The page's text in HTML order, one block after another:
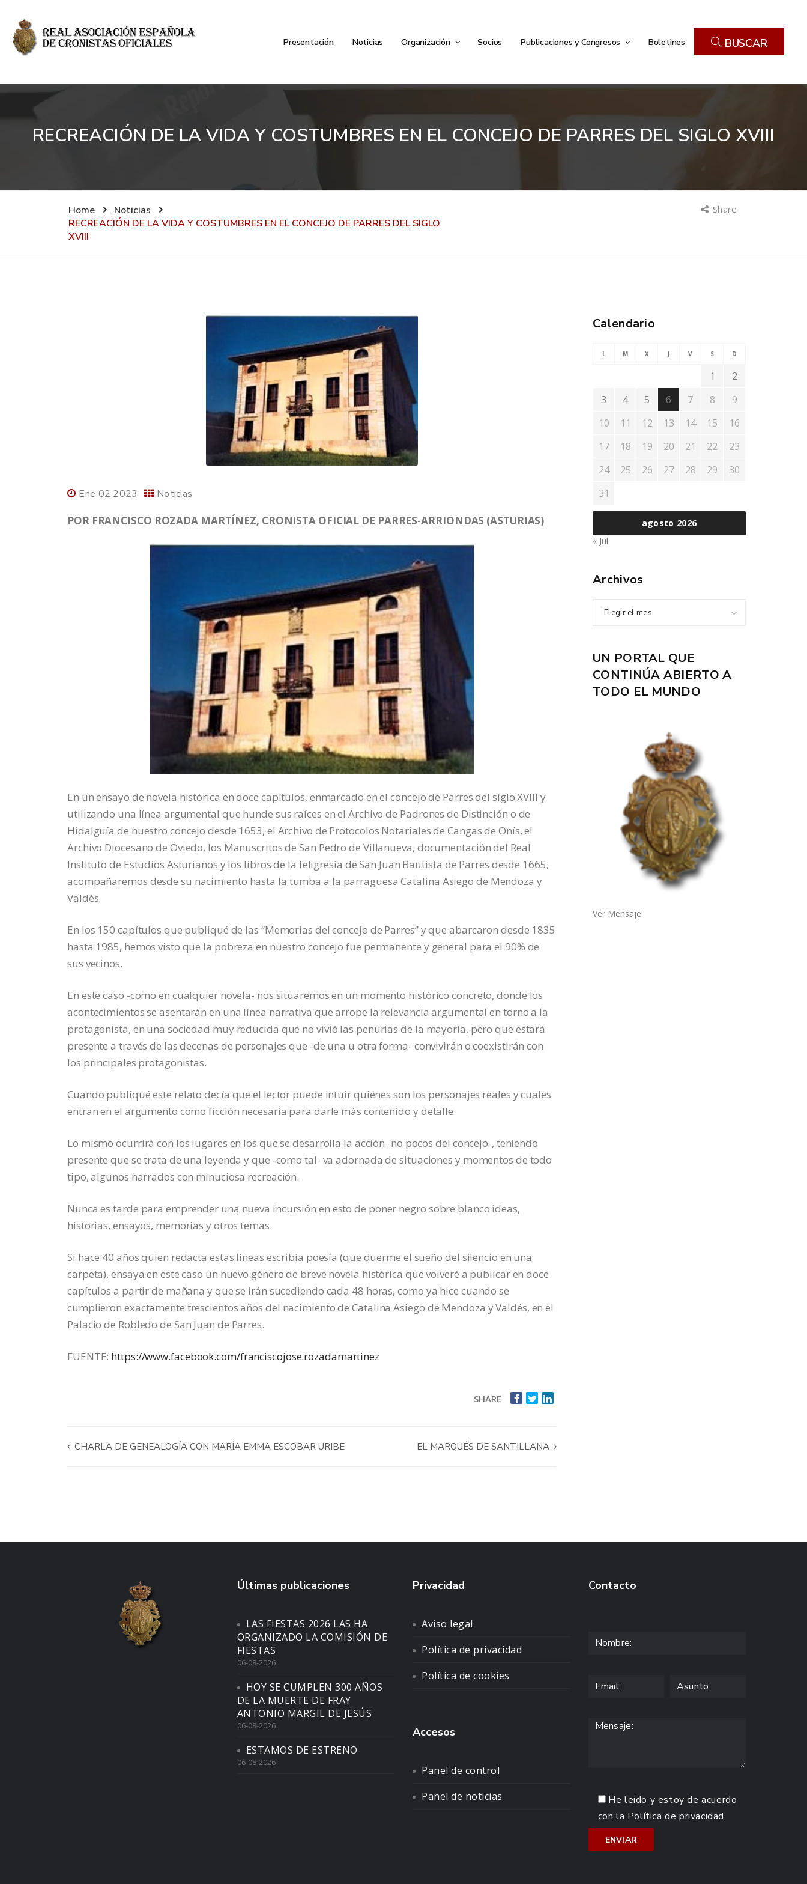
Presentación Noticias Organización Socios Publicaciones y Congresos Boletines BUSCAR
RECREACIÓN DE LA VIDA Y COSTUMBRES EN EL CONCEJO DE PARRES DEL SIGLO XVIII
Home
Noticias
RECREACIÓN DE LA VIDA Y COSTUMBRES EN EL CONCEJO DE PARRES DEL SIGLO
XVIII
Share
Ene 02 2023 Noticias
POR FRANCISCO ROZADA MARTÍNEZ, CRONISTA OFICIAL DE PARRES-ARRIONDAS (ASTURIAS)
En un ensayo de novela histórica en doce capítulos, enmarcado en el concejo de Parres del siglo XVIII y
utilizando una línea argumental que hunde sus raíces en el Archivo de Padrones de Distinción o de
Hidalguía de nuestro concejo desde 1653, el Archivo de Protocolos Notariales de Cangas de Onís, el
Archivo Diocesano de Oviedo, los Manuscritos de San Pedro de Villanueva, documentación del Real
Instituto de Estudios Asturianos y los libros de la feligresía de San Juan Bautista de Parres desde 1665,
acompañaremos desde su nacimiento hasta la tumba a la parraguesa Catalina Asiego de Mendoza y
Valdés.
En los 150 capítulos que publiqué de las “Memorias del concejo de Parres” y que abarcaron desde 1835
hasta 1985, hemos visto que la pobreza en nuestro concejo fue permanente y general para el 90% de
sus vecinos.
En este caso -como en cualquier novela- nos situaremos en un momento histórico concreto, donde los
acontecimientos se asentarán en una línea narrativa que arrope la relevancia argumental en torno a la
protagonista, en una sociedad muy reducida que no vivió las penurias de la mayoría, pero que estará
presente a través de las decenas de personajes que -de una u otra forma- convivirán o coexistirán con
los principales protagonistas.
Cuando publiqué este relato decía que el lector puede intuir quiénes son los personajes reales y cuales
entran en el argumento como ficción necesaria para darle más contenido y detalle.
Lo mismo ocurrirá con los lugares en los que se desarrolla la acción -no pocos del concejo-, teniendo
presente que se trata de una leyenda y que -como tal- va adornada de situaciones y momentos de todo
tipo, algunos narrados con minuciosa recreación.
Nunca es tarde para emprender una nueva incursión en esto de poner negro sobre blanco ideas,
historias, ensayos, memorias y otros temas.
Si hace 40 años quien redacta estas líneas escribía poesía (que duerme el sueño del silencio en una
carpeta), ensaya en este caso un nuevo género de breve novela histórica que volveré a publicar en doce
capítulos a partir de mañana y que se irán sucediendo cada 48 horas, como ya hice cuando se
cumplieron exactamente trescientos años del nacimiento de Catalina Asiego de Mendoza y Valdés, en el
Palacio de Robledo de San Juan de Parres.
FUENTE: https://www.facebook.com/franciscojose.rozadamartinez
SHARE
CHARLA DE GENEALOGÍA CON MARÍA EMMA ESCOBAR URIBE EL MARQUÉS DE SANTILLANA
Calendario
agosto 2026
L M X J V S D
1
2
3
4 5 6 7 8
9
10
11 12 13 14 15
16
17
18 19 20 21 22
23
24
25 26 27 28 29
30
31
« Jul
Archivos
Elegir el mes
UN PORTAL QUE
CONTINÚA ABIERTO A
TODO EL MUNDO
Ver Mensaje
Últimas publicaciones
LAS FIESTAS 2026 LAS HA
ORGANIZADO LA COMISIÓN DE
FIESTAS
06-08-2026
HOY SE CUMPLEN 300 AÑOS
DE LA MUERTE DE FRAY
ANTONIO MARGIL DE JESÚS
06-08-2026
ESTAMOS DE ESTRENO
06-08-2026
Privacidad
Aviso legal
Política de privacidad
Política de cookies
Accesos
Panel de control
Panel de noticias
Contacto
He leído y estoy de acuerdo
con la Política de privacidad